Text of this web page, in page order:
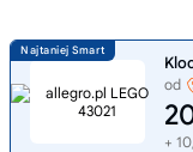
od
+